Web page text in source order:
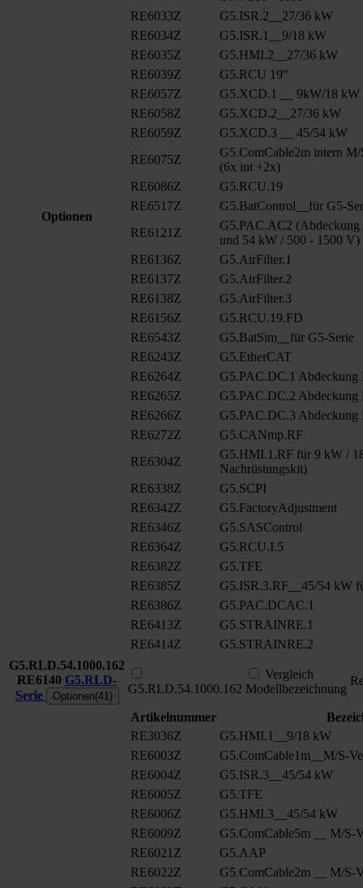
Optionen
RE6033Z
G5.ISR.2__27/36 kW
RE6034Z
G5.ISR.1__9/18 kW
RE6035Z
G5.HMI.2__27/36 kW
RE6039Z
G5.RCU 19"
RE6057Z
G5.XCD.1 __ 9kW/18 kW
RE6058Z
G5.XCD.2__27/36 kW
RE6059Z
G5.XCD.3 __ 45/54 kW
RE6075Z
G5.ComCable2m intern
(6x int +2x)
RE6086Z
G5.RCU.19
RE6517Z
G5.BatControl__für G5-
RE6121Z
G5.PAC.AC2
und 54 kW / 500 - 1500 V)
RE6136Z
G5.AirFilter.1
RE6137Z
G5.AirFilter.2
RE6138Z
G5.AirFilter.3
RE6156Z
G5.RCU.19.FD
RE6543Z
G5.BatSim__für G5-Serie
RE6243Z
G5.EtherCAT
RE6264Z
G5.PAC.DC.1
RE6265Z
G5.PAC.DC.2
RE6266Z
G5.PAC.DC.3
RE6272Z
G5.CANmp.RF
RE6304Z
G5.HMI.1.RF für 9 kW /
Nachrüstungskit)
RE6338Z
G5.SCPI
RE6342Z
G5.FactoryAdjustment
RE6346Z
G5.SASControl
RE6364Z
G5.RCU.I.5
RE6382Z
G5.TFE
RE6385Z
G5.ISR.3.RF__45/54 kW
RE6386Z
G5.PAC.DCAC.1
RE6413Z
G5.STRAINRE.1
RE6414Z
G5.STRAINRE.2
G5.RLD.54.1000.162
RE6140 G5.RLD-
Serie
Optionen(41)
G5.RLD.54.1000.162
Vergleich
Modellbezeichnung
Artikelnummer
RE3036Z
G5.HMI.1__9/18 kW
RE6003Z
G5.ComCable1m__M/S-
RE6004Z
G5.ISR.3__45/54 kW
RE6005Z
G5.TFE
RE6006Z
G5.HMI.3__45/54 kW
RE6009Z
G5.ComCable5m __ M/S-
RE6021Z
G5.AAP
RE6022Z
G5.ComCable2m __ M/S-